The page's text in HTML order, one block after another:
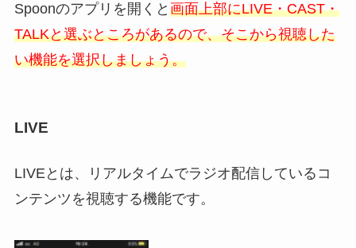
Spoonのアプリを開くと 画面上部にLIVE・CAST・
TALKと選ぶところがあるので、そこから視聴した
い機能を選択しましょう。
LIVE
LIVEとは、リアルタイムでラジオ配信しているコ
ンテンツを視聴する機能です。